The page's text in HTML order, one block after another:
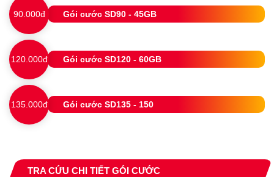
90.000đ Gói cước SD90 - 45GB
120.000đ Gói cước SD120 - 60GB
135.000đ Gói cước SD135 - 150
TRA CỨU CHI TIẾT GÓI CƯỚC